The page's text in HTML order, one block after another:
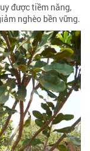
được tiềm năng,
nghèo bền vững.